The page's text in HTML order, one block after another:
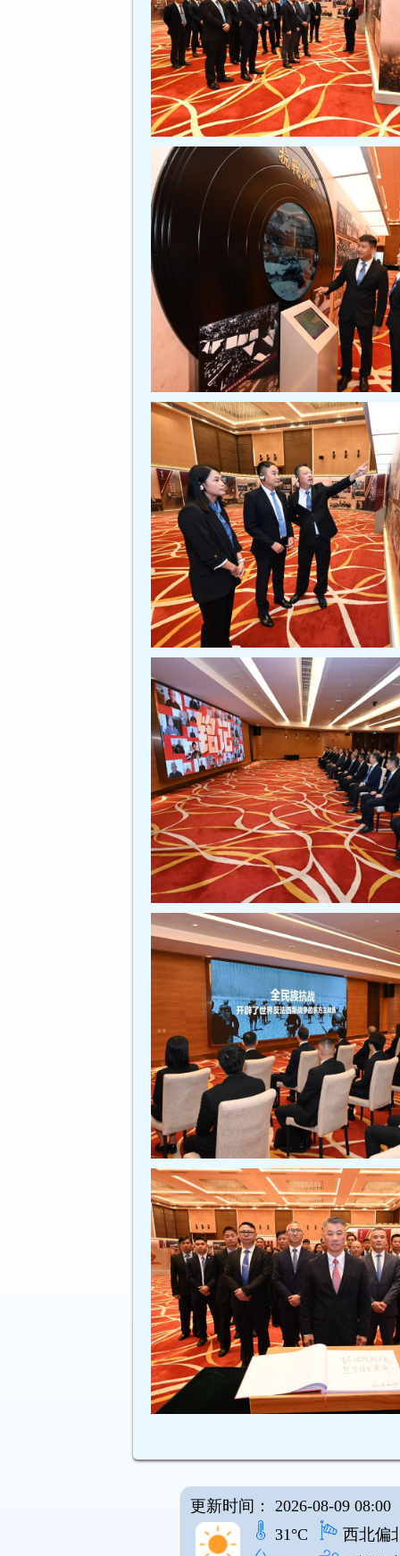
更新时间： 2026-08-09 08:00
31°C
西北偏